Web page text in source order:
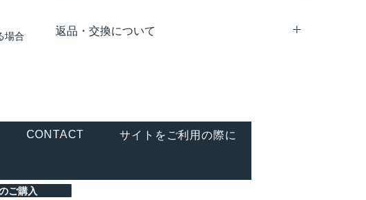
場合
返品・交換について
【連絡・送付先】
（株）デニオ総合研究所
CONTACT サイトをご利用の際に
ご購入